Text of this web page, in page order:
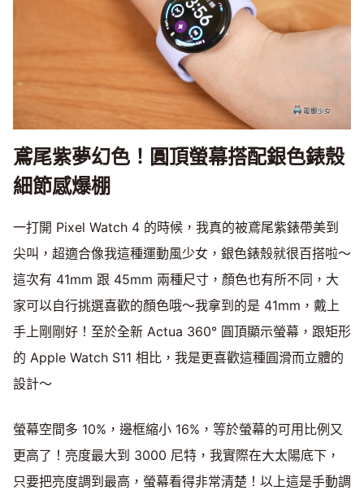
鳶尾紫夢幻色！圓頂螢幕搭配銀色錶殼
細節感爆棚
一打開 Pixel Watch 4 的時候，我真的被鳶尾紫錶帶美到
尖叫，超適合像我這種運動風少女，銀色錶殼就很百搭啦～
這次有 41mm 跟 45mm 兩種尺寸，顏色也有所不同，大
家可以自行挑選喜歡的顏色哦～我拿到的是 41mm，戴上
手上剛剛好！至於全新 Actua 360° 圓頂顯示螢幕，跟矩形
的 Apple Watch S11 相比，我是更喜歡這種圓滑而立體的
設計～
螢幕空間多 10%，邊框縮小 16%，等於螢幕的可用比例又
更高了！亮度最大到 3000 尼特，我實際在大太陽底下，
只要把亮度調到最高，螢幕看得非常清楚！以上這是手動調